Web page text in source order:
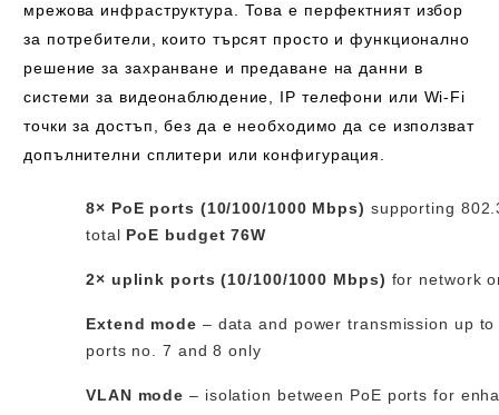
мрежова инфраструктура. Това е перфектният избор
за потребители, които търсят просто и функционално
решение за захранване и предаване на данни в
системи за видеонаблюдение, IP телефони или Wi-Fi
точки за достъп, без да е необходимо да се използват
допълнителни сплитери или конфигурация.
8× PoE ports (10/100/1000 Mbps) supporting
total PoE budget 76W
2× uplink ports (10/100/1000 Mbps) for network
Extend mode – data and power transmission up
ports no. 7 and 8 only
VLAN mode – isolation between PoE ports for